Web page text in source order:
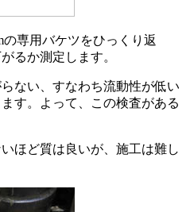
専用バケツをひっくり返
るか測定します。
ない、すなわち流動性が低い
す。よって、この検査がある
ほど質は良いが、施工は難し